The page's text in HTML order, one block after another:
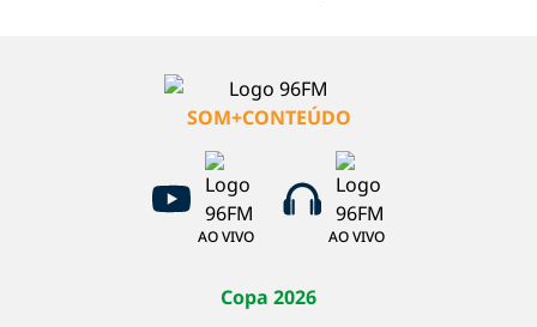
SOM+CONTEÚDO
AO VIVO AO VIVO
Copa 2026